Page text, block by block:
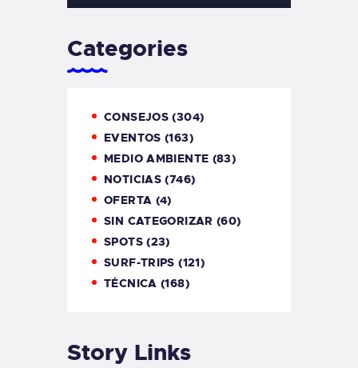
Categories
CONSEJOS (304)
EVENTOS (163)
MEDIO AMBIENTE (83)
NOTICIAS (746)
OFERTA (4)
SIN CATEGORIZAR (60)
SPOTS(23)
SURF-TRIPS (121)
TÉCNICA (168)
Story Links